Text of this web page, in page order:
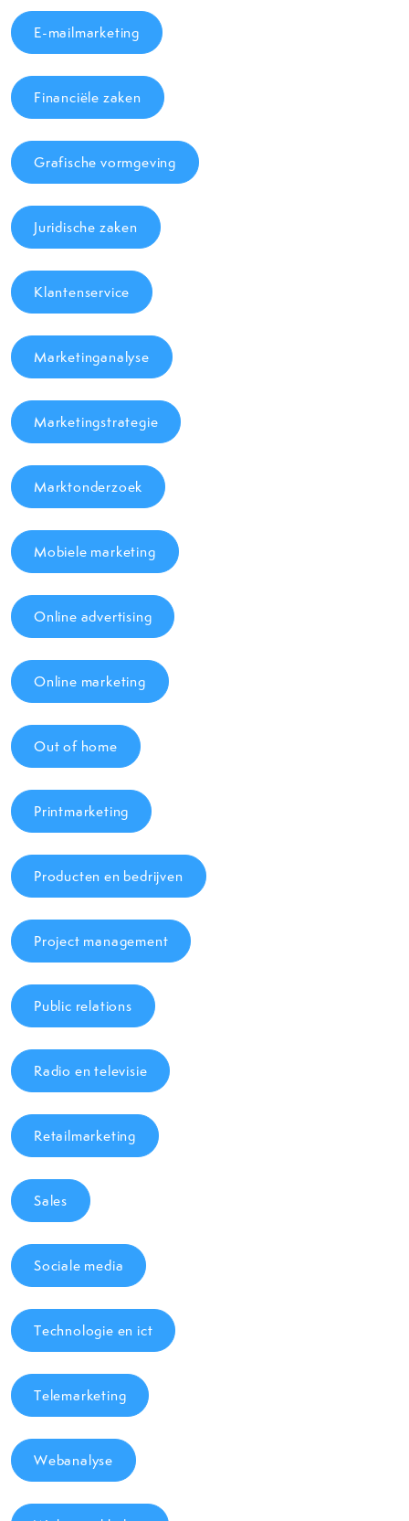
E-mailmarketing
Financiële zaken
Grafische vormgeving
Juridische zaken
Klantenservice
Marketinganalyse
Marketingstrategie
Marktonderzoek
Mobiele marketing
Online advertising
Online marketing
Out of home
Printmarketing
Producten en bedrijven
Project management
Public relations
Radio en televisie
Retailmarketing
Sales
Sociale media
Technologie en ict
Telemarketing
Webanalyse